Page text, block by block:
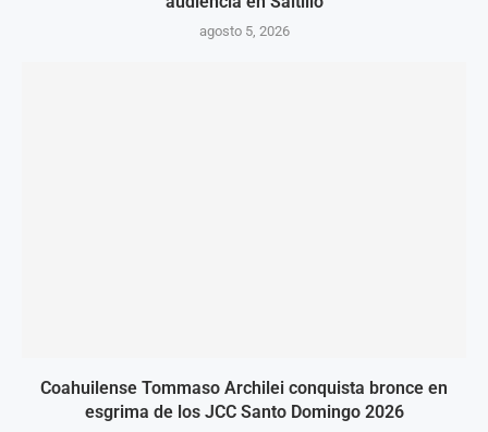
agosto 5, 2026
Coahuilense Tommaso Archilei conquista bronce en
esgrima de los JCC Santo Domingo 2026